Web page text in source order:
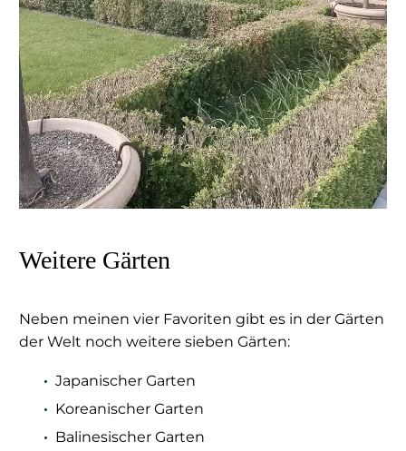
Weitere Gärten
Neben meinen vier Favoriten gibt es in der Gärten
der Welt noch weitere sieben Gärten:
Japanischer Garten
Koreanischer Garten
Balinesischer Garten